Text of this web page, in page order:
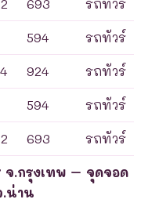
594 รถทัวร์
924 รถทัวร์
594 รถทัวร์
693 รถทัวร์
จ.กรุงเทพ – จุดจอด
.น่าน